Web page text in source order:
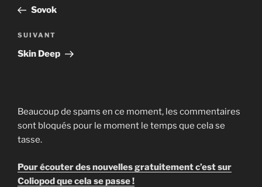
l’article
précédent
Sovok
Article
suivant
SUIVANT
Skin Deep
Beaucoup de spams en ce moment, les commentaires
sont bloqués pour le moment le temps que cela se
tasse.
Pour écouter des nouvelles gratuitement c’est sur
Coliopod que cela se passe !